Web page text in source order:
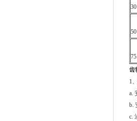
30
50
75
齿
1
a.
b.
c.